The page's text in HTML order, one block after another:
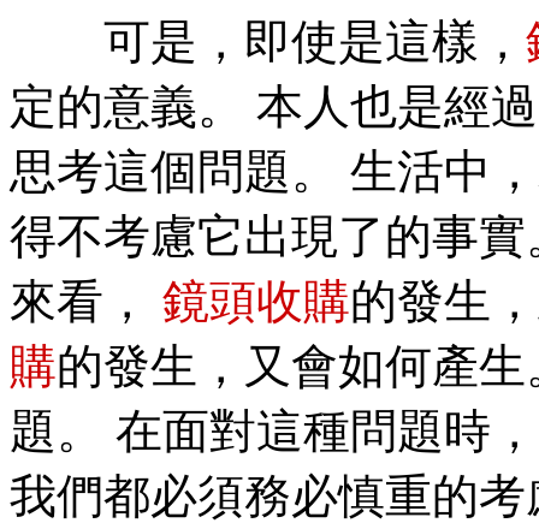
可是，即使是這樣，
定的意義。 本人也是經
思考這個問題。 生活中
得不考慮它出現了的事
來看， 鏡頭收購的發生
購的發生，又會如何產
題。 在面對這種問題時
我們都必須務必慎重的